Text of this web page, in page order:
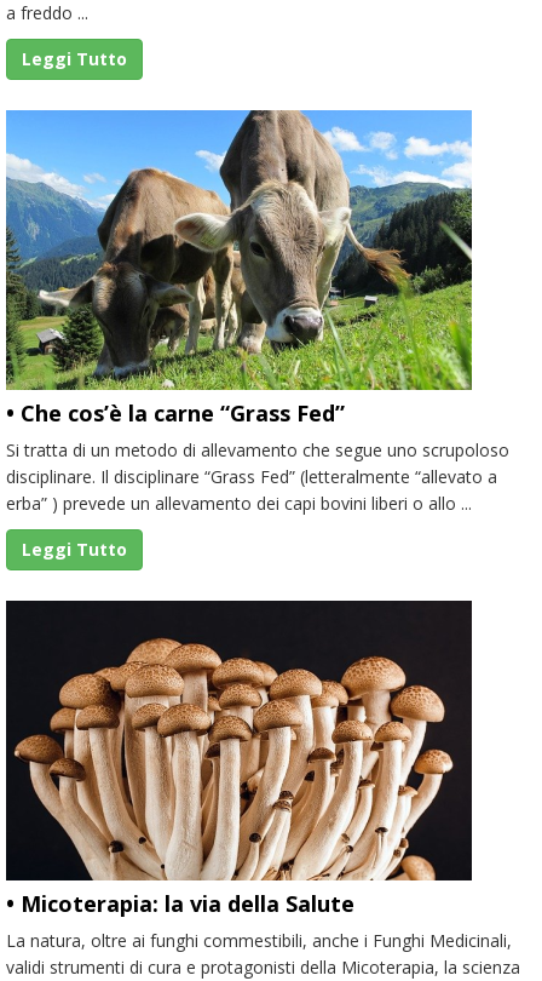
a freddo ...
Leggi Tutto
• Che cos’è la carne “Grass Fed”
Si tratta di un metodo di allevamento che segue uno scrupoloso
disciplinare. Il disciplinare “Grass Fed” (letteralmente “allevato a
erba” ) prevede un allevamento dei capi bovini liberi o allo ...
Leggi Tutto
• Micoterapia: la via della Salute
La natura, oltre ai funghi commestibili, anche i Funghi Medicinali,
validi strumenti di cura e protagonisti della Micoterapia, la scienza